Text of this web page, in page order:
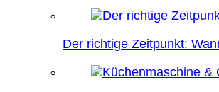
Der richtige Zeitpunkt: